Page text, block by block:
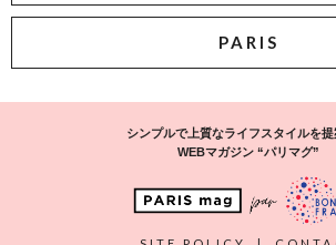
PARIS
シンプルで上質なライフスタイルを提
WEBマガジン “パリマグ”